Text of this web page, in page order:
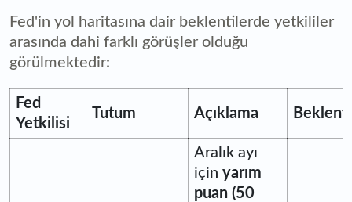
Fed'in yol haritasına dair beklentilerde yetkililer
arasında dahi farklı görüşler olduğu
görülmektedir:
Fed
Yetkilisi
Tutum Açıklama Beklenti
Aralık ayı
için yarım
puan (50